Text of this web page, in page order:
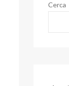
Cerca